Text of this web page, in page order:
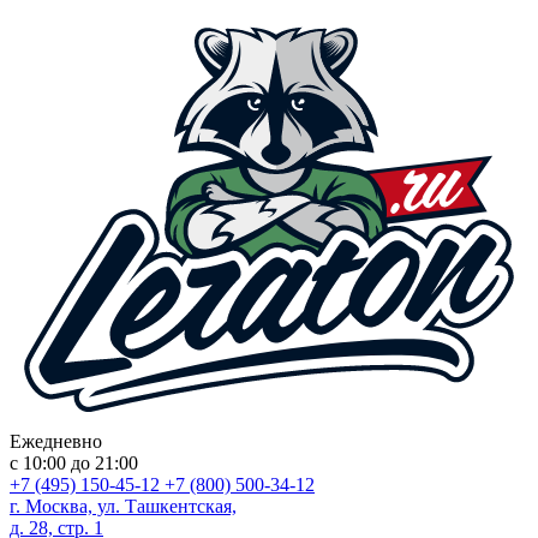
Ежедневно
с 10:00 до 21:00
+7 (495) 150-45-12 +7 (800) 500-34-12
г. Москва, ул. Ташкентская,
д. 28, стр. 1